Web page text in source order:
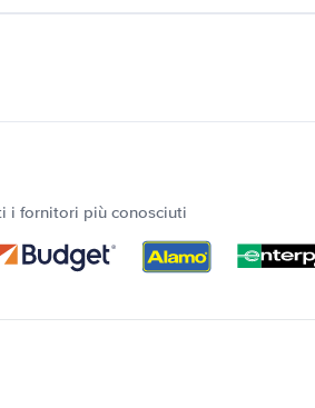
i fornitori più conosciuti